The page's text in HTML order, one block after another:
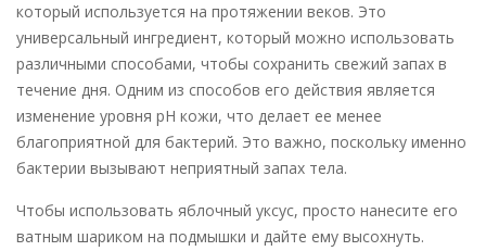
который используется на протяжении веков. Это
универсальный ингредиент, который можно использовать
различными способами, чтобы сохранить свежий запах в
течение дня. Одним из способов его действия является
изменение уровня pH кожи, что делает ее менее
благоприятной для бактерий. Это важно, поскольку именно
бактерии вызывают неприятный запах тела.
Чтобы использовать яблочный уксус, просто нанесите его
ватным шариком на подмышки и дайте ему высохнуть.